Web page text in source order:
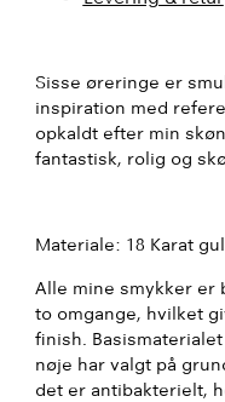
Sisse øreringe er
inspiration med
opkaldt efter min
fantastisk, rolig og
Materiale: 18 Karat
Alle mine smykker er
to omgange, hvilket
finish.
nøje har valgt på
det er antibakterielt,